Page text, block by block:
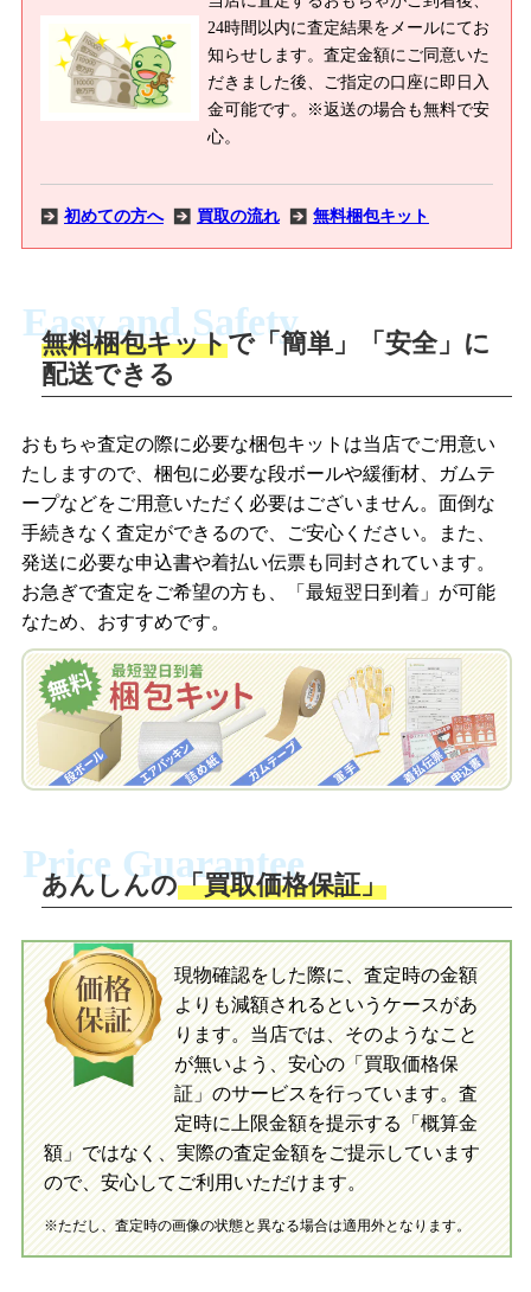
24時間以内に査定結果をメールにてお
知らせします。査定金額にご同意いた
だきました後、ご指定の口座に即日入
金可能です。※返送の場合も無料で安
心。
初めての方へ 買取の流れ 無料梱包キット
商品撮影
商品を撮影して、査定フォームから画像
を送信します。
梱包キットをメールで申し込み
査定結果をメールで確認し、梱包キット
を申し込みます。梱包キットは送料無料
でお届けします。
自宅でおもちゃを発送・梱包
梱包キットに同封する発送ガイドの手順
送。当店へ無料で発送いただけます。
入金完了
当店に査定したおもちゃがご到着後、ご
指定の口座に即日入金可能です。
買取の流れ 写真の撮影方法
LINEの友だち追加・査定画像を送信
「ジョニージョイLINE査定」を友だちに
追加し、スマートフォンなどのカメラで
撮影したおもちゃの写真をトーク中に送
梱包キットをLINEで申し込み
査定結果をLINEで確認し、梱包キットを
申し込みます。梱包キットは送料無料で
お届けします。
自宅でおもちゃを発送・梱包
ださい。お電話にて集荷依頼を行い発
送。当店へ無料で発送いただけます。
当店に査定したおもちゃがご到着後、ご
指定の口座に即日入金可能です。
初めての方へ LINE査定の流れ 写真の撮影方法
Easy and Safety
無料梱包キットで「簡単」「安全」に
配送できる
おもちゃ査定の際に必要な梱包キットは当店でご用意い
たしますので、梱包に必要な段ボールや緩衝材、ガムテ
ープなどをご用意いただく必要はございません。面倒な
手続きなく査定ができるので、ご安心ください。また、
発送に必要な申込書や着払い伝票も同封されています。
お急ぎで査定をご希望の方も、「最短翌日到着」が可能
なため、おすすめです。
Price Guarantee
あんしんの「買取価格保証」
現物確認をした際に、査定時の金額
よりも減額されるというケースがあ
ります。当店では、そのようなこと
が無いよう、安心の「買取価格保
証」のサービスを行っています。査
定時に上限金額を提示する「概算金
額」ではなく、実際の査定金額をご提示しています
ので、安心してご利用いただけます。
※ただし、査定時の画像の状態と異なる場合は適用外となります。